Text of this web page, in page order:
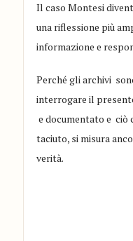
Il caso Montesi
una riflessione più
informazione e
Perché gli archivi
interrogare il
e documentato e ciò
taciuto, si misura
verità.